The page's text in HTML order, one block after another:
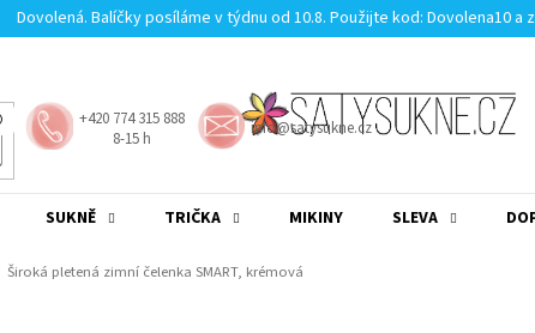
Dovolená. Balíčky posíláme v týdnu od 10.8. Použijte kod: Dovolena10 a
+420 774 315 888
8-15 h
info@satysukne.cz
SUKNĚ TRIČKA MIKINY SLEVA
MĚNA(CZK)
Široká pletená zimní čelenka SMART, krémová